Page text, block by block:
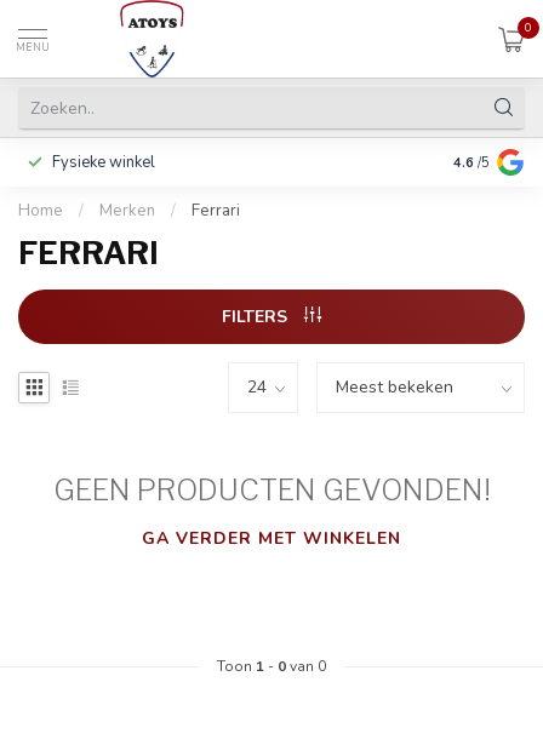
MENU
0
Fysieke winkel Betalen in
4.6 /5
Home / Merken / Ferrari
FERRARI
FILTERS
GEEN PRODUCTEN GEVONDEN!
GA VERDER MET WINKELEN
Toon 1 - 0van 0